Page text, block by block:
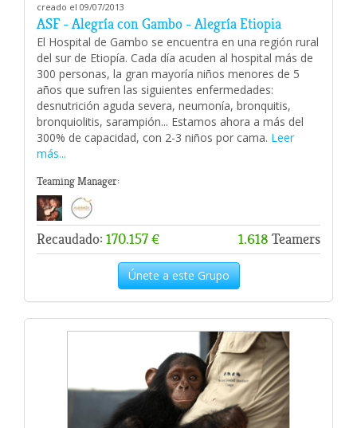
creado el 09/07/2013
ASF - Alegría con Gambo - Alegría Etiopia
El Hospital de Gambo se encuentra en una región rural
del sur de Etiopía. Cada día acuden al hospital más de
300 personas, la gran mayoría niños menores de 5
años que sufren las siguientes enfermedades:
desnutrición aguda severa, neumonía, bronquitis,
bronquiolitis, sarampión... Estamos ahora a más del
300% de capacidad, con 2-3 niños por cama. Leer
más...
Teaming Manager:
Recaudado: 170.157 € 1.618 Teamers
Únete a este Grupo